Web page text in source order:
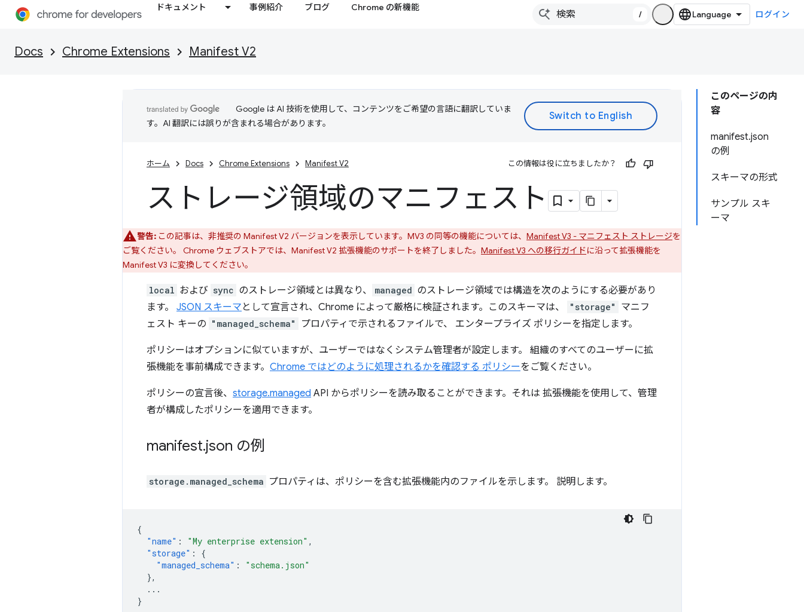
ドキュメント 事例紹介 ブログ Chrome の新機能
/ ログイン
Docs Chrome Extensions Manifest V2
このページの内
容
manifest.json
の例
スキーマの形式
サンプル スキ
ーマ
Google は AI 技術を使用して、コンテンツをご希望の言語に翻訳していま
す。AI 翻訳には誤りが含まれる場合があります。
ホーム Docs Chrome Extensions Manifest V2 この情報は役に立ちましたか？
ストレージ領域のマニフェスト
警告: この記事は、非推奨の Manifest V2 バージョンを表示しています。MV3 の同等の機能については、 Manifest V3 - マニフェスト ストレージを
ご覧ください。 Chrome ウェブストアでは、Manifest V2 拡張機能のサポートを終了しました。 Manifest V3 への移行ガイドに沿って拡張機能を
Manifest V3 に変換してください。
local および sync のストレージ領域とは異なり、 managed のストレージ領域では構造を次のようにする必要があり
ます。 JSON スキーマ として宣言され、Chrome によって厳格に検証されます。このスキーマは、 "storage"
マニフ
ェスト キーの "managed_schema" プロパティで示されるファイルで、 エンタープライズ ポリシーを指定します。
ポリシーはオプションに似ていますが、ユーザーではなくシステム管理者が設定します。 組織のすべてのユーザーに拡
張機能を事前構成できます。 Chrome ではどのように処理されるかを確認する ポリシーをご覧ください。
ポリシーの宣言後、 storage.managed API からポリシーを読み取ることができます。それは 拡張機能を使用して、管理
者が構成したポリシーを適用できます。
manifest.json の例
storage.managed_schema プロパティは、ポリシーを含む拡張機能内のファイルを示します。 説明します。
{
"name" : "My enterprise extension" ,
"storage" :
{
"managed_schema" :
"schema.json"
},
...
}